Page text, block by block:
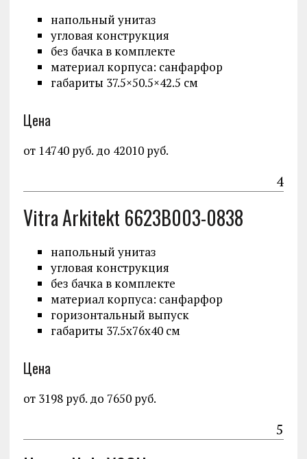
напольный унитаз
угловая конструкция
без бачка в комплекте
материал корпуса: санфарфор
габариты 37.5×50.5×42.5 см
Цена
от 14740 руб. до 42010 руб.
4
Vitra Arkitekt 6623B003-0838
напольный унитаз
угловая конструкция
без бачка в комплекте
материал корпуса: санфарфор
горизонтальный выпуск
габариты 37.5x76x40 см
Цена
от 3198 руб. до 7650 руб.
5